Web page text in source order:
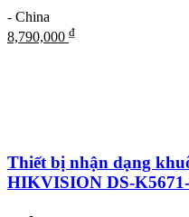
- China
8,790,000 ₫
Thiết bị nhận dạng
HIKVISION DS-